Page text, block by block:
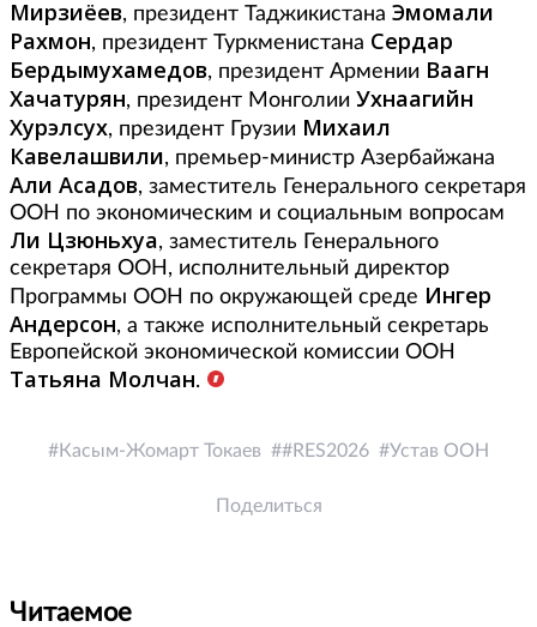
Мирзиёев, президент Таджикистана Эмомали
Рахмон, президент Туркменистана Сердар
Бердымухамедов, президент Армении Ваагн
Хачатурян, президент Монголии Ухнаагийн
Хурэлсух, президент Грузии Михаил
Кавелашвили, премьер-министр Азербайжана
Али Асадов, заместитель Генерального секретаря
ООН по экономическим и социальным вопросам
Ли Цзюньхуа, заместитель Генерального
секретаря ООН, исполнительный директор
Программы ООН по окружающей среде Ингер
Андерсон, а также исполнительный секретарь
Европейской экономической комиссии ООН
Татьяна Молчан.
Касым-Жомарт Токаев #RES2026 Устав ООН
Поделиться
Читаемое